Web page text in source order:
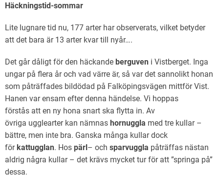
Häckningstid-sommar
Lite lugnare tid nu, 177 arter har observerats, vilket betyder
att det bara är 13 arter kvar till nyår….
Det går dåligt för den häckande berguven i Vistberget. Inga
ungar på flera år och vad värre är, så var det sannolikt honan
som påträffades bildödad på Falköpingsvägen mittför Vist.
Hanen var ensam efter denna händelse. Vi hoppas
förstås att en ny hona snart ska flytta in. Av
övriga ugglearter kan nämnas hornuggla med tre kullar –
bättre, men inte bra. Ganska många kullar dock
förkattugglan. Hos pärl– och sparvuggla påträffas nästan
aldrig några kullar – det krävs mycket tur för att ”springa på”
dessa.